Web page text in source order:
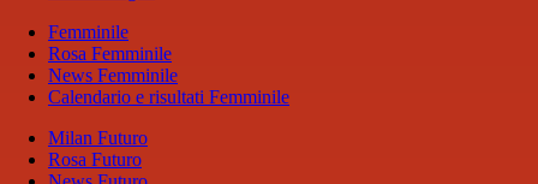
Femminile
Rosa Femminile
News Femminile
Calendario e risultati Femminile
Milan Futuro
Rosa Futuro